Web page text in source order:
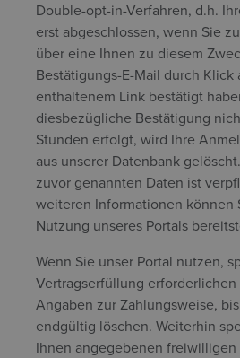
Double-opt-in-Verfahren, d.h.
erst abgeschlossen, wenn Sie
über eine Ihnen zu diesem
Bestätigungs-E-Mail durch Klick
enthaltenem Link bestätigt
diesbezügliche Bestätigung
Stunden erfolgt, wird Ihre
aus unserer Datenbank
zuvor genannten Daten ist
weiteren Informationen können
Nutzung unseres Portals
Wenn Sie unser Portal nutzen,
Vertragserfüllung
Angaben zur Zahlungsweise,
endgültig löschen. Weiterhin
Ihnen angegebenen